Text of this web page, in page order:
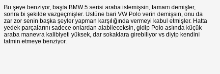
Bu şeye benziyor, başta BMW 5 serisi araba istemişsin, tamam demişler,
sonra bi şekilde vazgeçmişler. Üstüne bari VW Polo verin demişsin, onu da
zar zor senin başka şeyler yapman karşılığında vermeyi kabul etmişler. Hatta
yedek parçalarını sadece onlardan alabileceksin, gidip Polo aslında küçük
araba manevra kalibiyeti yüksek, dar sokaklara girebiliyor vs diyip kendini
tatmin etmeye benziyor.